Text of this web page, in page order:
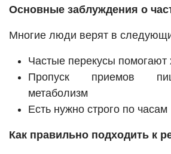
Основные заблуждения о
Многие люди верят в
Частые перекусы помогают
Пропуск приемов
метаболизм
Есть нужно строго по часам
Как правильно подходить к